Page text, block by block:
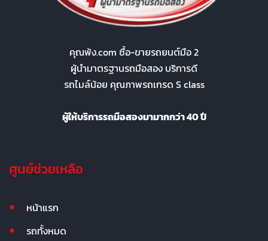
คุณพ้ง.com ซื้อ-ขายรถยนต์มือ 2
ผู้นำมาตรฐานรถมือสอง บริการดี
รถไมล์น้อย คุณภาพรถเกรด S class
ผู้ให้บริการรถมือสองมามากกว่า 40 ปี
ศูนย์ช่วยเหลือ
หน้าแรก
รถทั้งหมด